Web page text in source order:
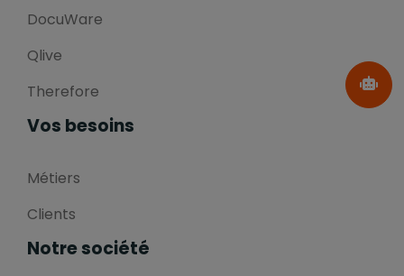
DocuWare
Qlive
Therefore
Vos besoins
Métiers
Clients
Notre société